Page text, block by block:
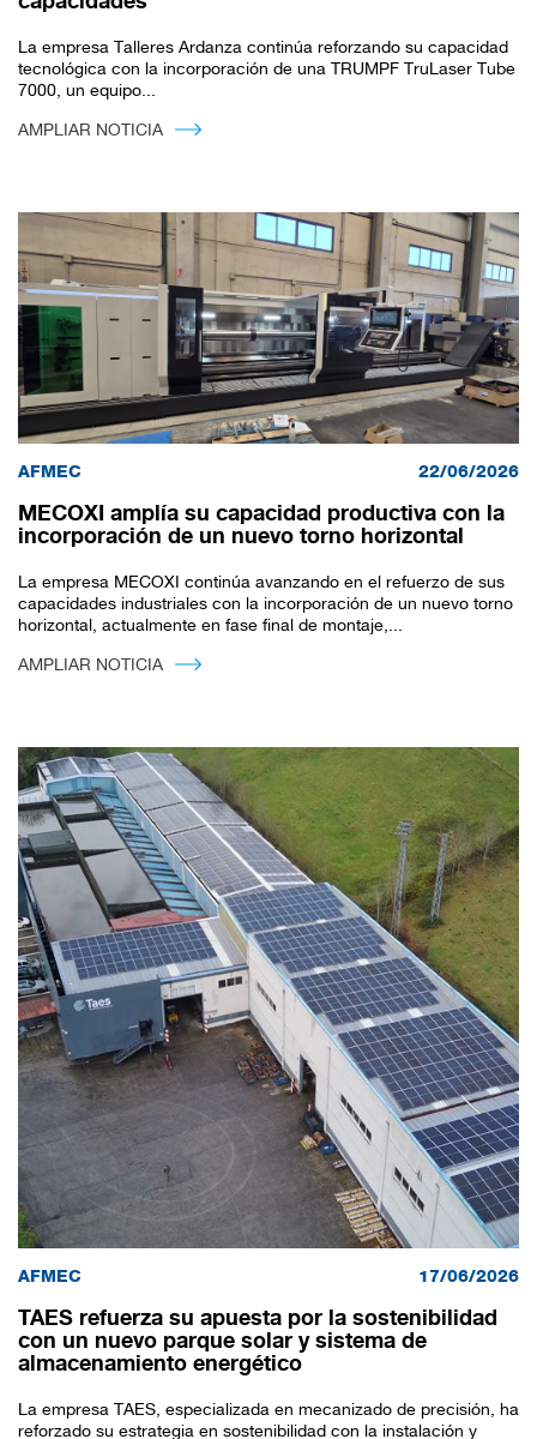
La empresa Talleres Ardanza continúa reforzando su capacidad
tecnológica con la incorporación de una TRUMPF TruLaser Tube
7000, un equipo...
AMPLIAR NOTICIA
AFMEC 22/06/2026
MECOXI amplía su capacidad productiva con la
incorporación de un nuevo torno horizontal
La empresa MECOXI continúa avanzando en el refuerzo de sus
capacidades industriales con la incorporación de un nuevo torno
horizontal, actualmente en fase final de montaje,...
AMPLIAR NOTICIA
AFMEC 17/06/2026
TAES refuerza su apuesta por la sostenibilidad
con un nuevo parque solar y sistema de
almacenamiento energético
La empresa TAES, especializada en mecanizado de precisión, ha
reforzado su estrategia en sostenibilidad con la instalación y
Redirigiendo a